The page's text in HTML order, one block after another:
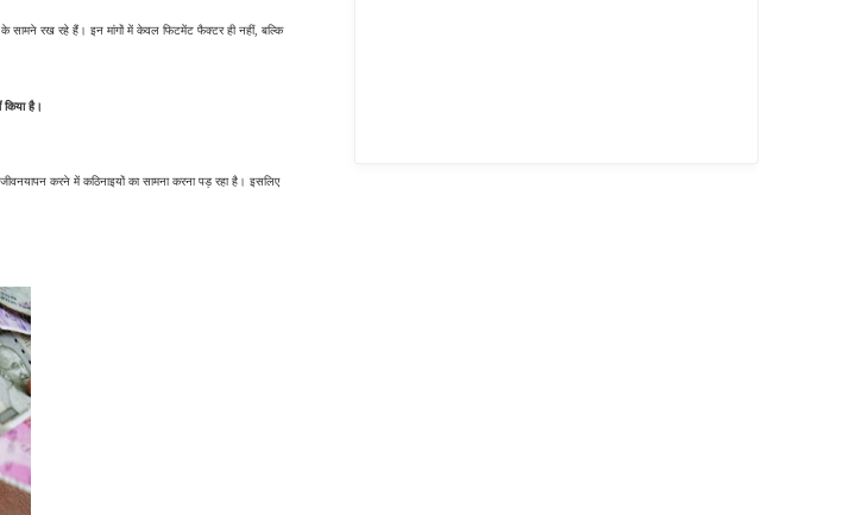
8वें वेतन आयोग के गठन के बाद केंद्रीय कर्मचारियों और पेंशनर्स के विभिन्न संगठन लगातार अपनी मांगें आयोग के सामने रख रहे हैं। इन मांगों में केवल फिटमेंट फैक्टर ही नहीं, बल्कि
किया है।
जीवनयापन करने में कठिनाइयों का सामना करना पड़ रहा है। इसलिए